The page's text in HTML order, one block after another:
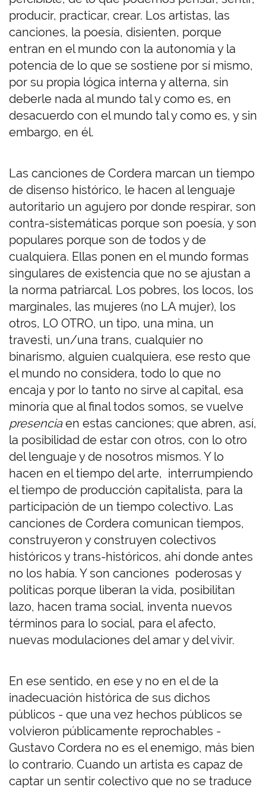
producir, practicar, crear. Los artistas, las
canciones, la poesía, disienten, porque
entran en el mundo con la autonomía y la
potencia de lo que se sostiene por sí mismo,
por su propia lógica interna y alterna, sin
deberle nada al mundo tal y como es, en
desacuerdo con el mundo tal y como es, y sin
embargo, en él.
Las canciones de Cordera marcan un tiempo
de disenso histórico, le hacen al lenguaje
autoritario un agujero por donde respirar, son
contra-sistemáticas porque son poesía, y son
populares porque son de todos y de
cualquiera. Ellas ponen en el mundo formas
singulares de existencia que no se ajustan a
la norma patriarcal. Los pobres, los locos, los
marginales, las mujeres (no LA mujer), los
otros, LO OTRO, un tipo, una mina, un
travesti, un/una trans, cualquier no
binarismo, alguien cualquiera, ese resto que
el mundo no considera, todo lo que no
encaja y por lo tanto no sirve al capital, esa
minoría que al final todos somos, se vuelve
presenciaen estas canciones; que abren, así,
la posibilidad de estar con otros, con lo otro
del lenguaje y de nosotros mismos. Y lo
hacen en el tiempo del arte, interrumpiendo
el tiempo de producción capitalista, para la
participación de un tiempo colectivo. Las
canciones de Cordera comunican tiempos,
construyeron y construyen colectivos
históricos y trans-históricos, ahí donde antes
no los había. Y son canciones poderosas y
políticas porque liberan la vida, posibilitan
lazo, hacen trama social, inventa nuevos
términos para lo social, para el afecto,
nuevas modulaciones del amar y del vivir.
En ese sentido, en ese y no en el de la
inadecuación histórica de sus dichos
públicos - que una vez hechos públicos se
volvieron públicamente reprochables -
Gustavo Cordera no es el enemigo, más bien
lo contrario. Cuando un artista es capaz de
captar un sentir colectivo que no se traduce